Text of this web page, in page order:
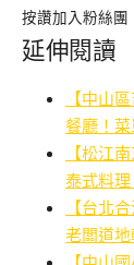
按讚加入粉絲團
延伸閱讀
【中山
餐廳！
【松江
泰式料
【台北
老闆道